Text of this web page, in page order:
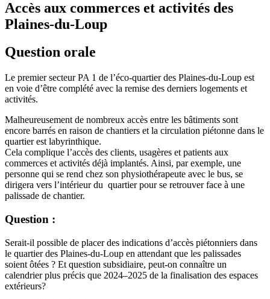
Accès aux commerces et activités des
Plaines-du-Loup
Question orale
Le premier secteur PA 1 de l’éco-quartier des Plaines-du-Loup est
en voie d’être complété avec la remise des derniers logements et
activités.
Malheureusement de nombreux accès entre les bâtiments sont
encore barrés en raison de chantiers et la circulation piétonne dans le
quartier est labyrinthique.
Cela complique l’accès des clients, usagères et patients aux
commerces et activités déjà implantés. Ainsi, par exemple, une
personne qui se rend chez son physiothérapeute avec le bus, se
dirigera vers l’intérieur du quartier pour se retrouver face à une
palissade de chantier.
Question :
Serait-il possible de placer des indications d’accès piétonniers dans
le quartier des Plaines-du-Loup en attendant que les palissades
soient ôtées ? Et question subsidiaire, peut-on connaître un
calendrier plus précis que 2024–2025 de la finalisation des espaces
extérieurs?